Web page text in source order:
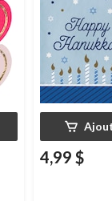
4,99 $